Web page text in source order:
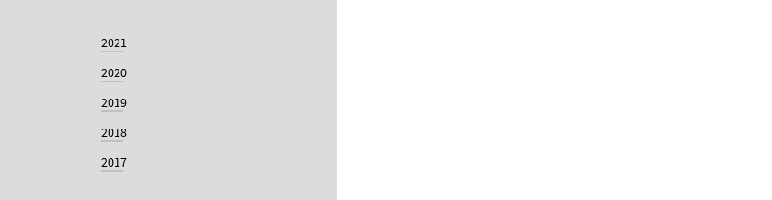
2021
2020
2019
2018
2017